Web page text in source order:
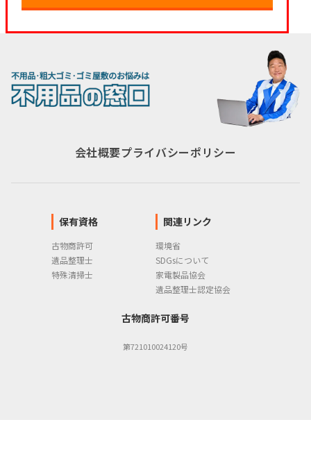
会社概要プライバシーポリシー
保有資格
古物商許可
遺品整理士
特殊清掃士
関連リンク
環境省
SDGsについて
家電製品協会
遺品整理士認定協会
古物商許可番号
第721010024120号